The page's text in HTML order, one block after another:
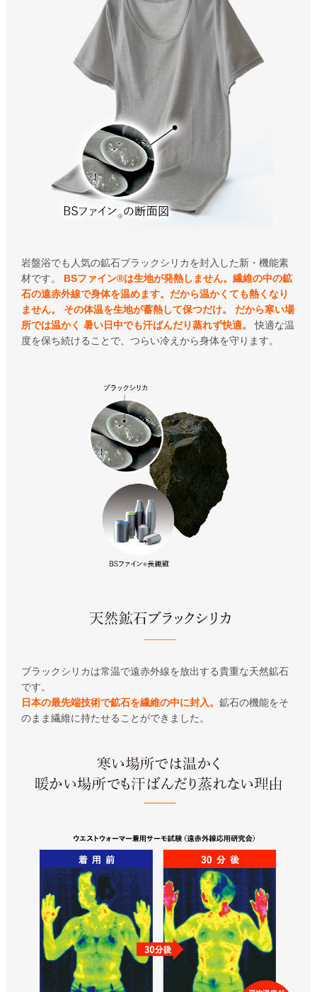
岩盤浴でも人気の鉱石ブラックシリカを封入した新・機能素
材です。
BSファイン®︎は生地が発熱しません。繊維の中の鉱
石の遠赤外線で身体を温めます。だから温かくても熱くなり
ません。
その体温を生地が蓄熱して保つだけ。
だから寒い場
所では温かく 暑い日中でも汗ばんだり蒸れず快適。
快適な温
度を保ち続けることで、つらい冷えから身体を守ります。
ブラックシリカは常温で遠赤外線を放出する貴重な天然鉱石
です。
日本の最先端技術で鉱石を繊維の中に封入。鉱石の機能をそ
のまま繊維に持たせることができました。